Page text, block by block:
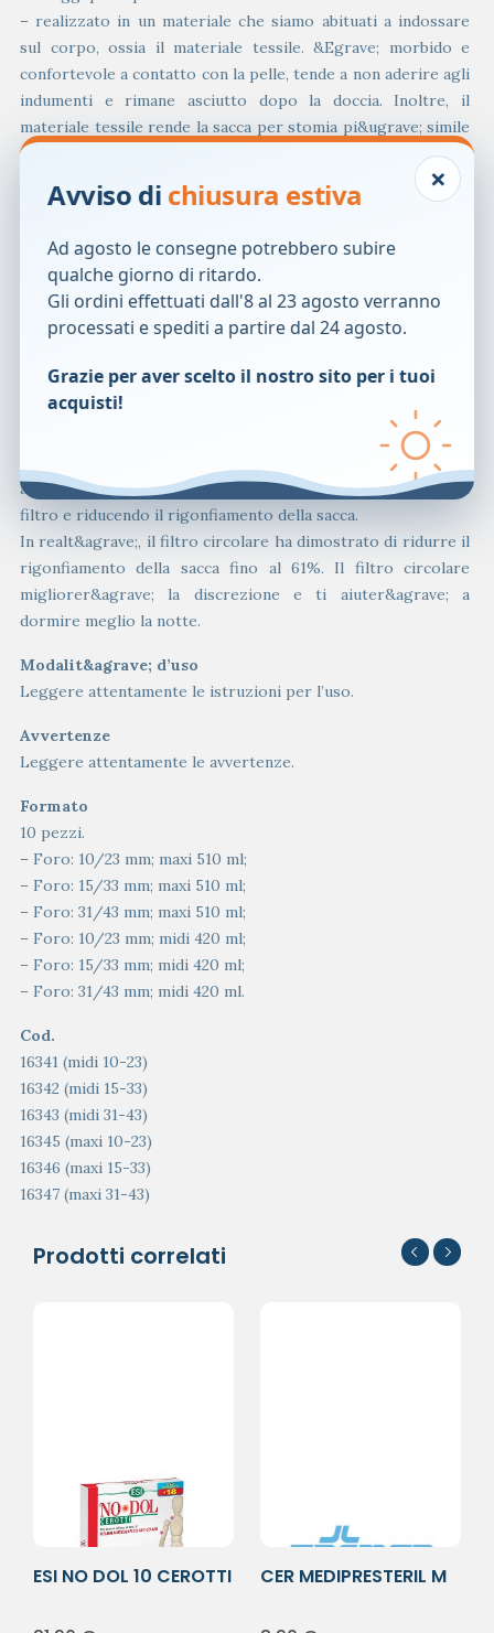
– realizzato in un materiale che siamo abituati a indossare
sul corpo, ossia il materiale tessile. &Egrave; morbido e
confortevole a contatto con la pelle, tende a non aderire agli
indumenti e rimane asciutto dopo la doccia. Inoltre, il
materiale tessile rende la sacca per stomia pi&ugrave; simile
a un capo di abbigliamento che a un dispositivo medico;
– il colore di SenSura Mio Convex &egrave; stato scelto tra
centinaia di colori per trovare esattamente la
indumenti di qualsiasi colore,&ndash; incluso il bianco;
– non tenta di imitare il corpo. Si tratta di un prodotto
naturale, un accessorio personale che ottimizza la
discrezione in modo da potersi sentire sempre sicuri.
La funzione del pre-filtro &egrave; di proteggere la
membrana in carbone attivo, trattandosi di due parti molto
sensibili al contatto con le feci. In questo modo, il filtro
circolare si intasa con minore frequenza, consentendo
all&rsquo;aria di defluire pi&ugrave; a lungo attraverso il
filtro e riducendo il rigonfiamento della sacca.
In realt&agrave;, il filtro circolare ha dimostrato di ridurre il
rigonfiamento della sacca fino al 61%. Il filtro circolare
migliorer&agrave; la discrezione e ti aiuter&agrave; a
dormire meglio la notte.
Modalit&agrave; d’uso
Leggere attentamente le istruzioni per l’uso.
Avvertenze
Leggere attentamente le avvertenze.
Formato
10 pezzi.
– Foro: 10/23 mm; maxi 510 ml;
– Foro: 15/33 mm; maxi 510 ml;
– Foro: 31/43 mm; maxi 510 ml;
– Foro: 10/23 mm; midi 420 ml;
– Foro: 15/33 mm; midi 420 ml;
– Foro: 31/43 mm; midi 420 ml.
Cod.
16341 (midi 10-23)
16342 (midi 15-33)
16343 (midi 31-43)
16345 (maxi 10-23)
16346 (maxi 15-33)
16347 (maxi 31-43)
Prodotti correlati
ESI NO DOL 10 CEROTTI
CER MEDIPRESTERIL M
×
Avviso di chiusura estiva
Ad agosto le consegne potrebbero subire
qualche giorno di ritardo.
Gli ordini effettuati dall'8 al 23 agosto verranno
processati e spediti a partire dal 24 agosto.
Grazie per aver scelto il nostro sito per i tuoi
acquisti!